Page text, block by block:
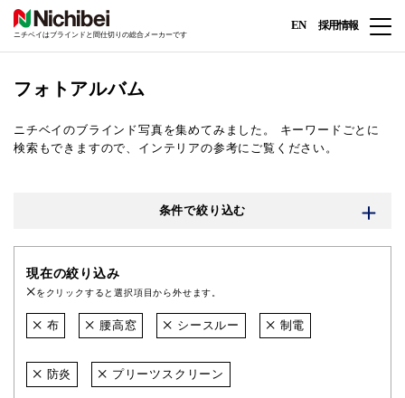
ニチベイはブラインドと間仕切りの総合メーカーです
EN 採用情報
フォトアルバム
ニチベイのブラインド写真を集めてみました。
キーワードごとに
検索もできますので、インテリアの参考にご覧ください。
条件で絞り込む
現在の絞り込み
をクリックすると選択項目から外せます。
布 腰高窓 シースルー 制電
防炎 プリーツスクリーン